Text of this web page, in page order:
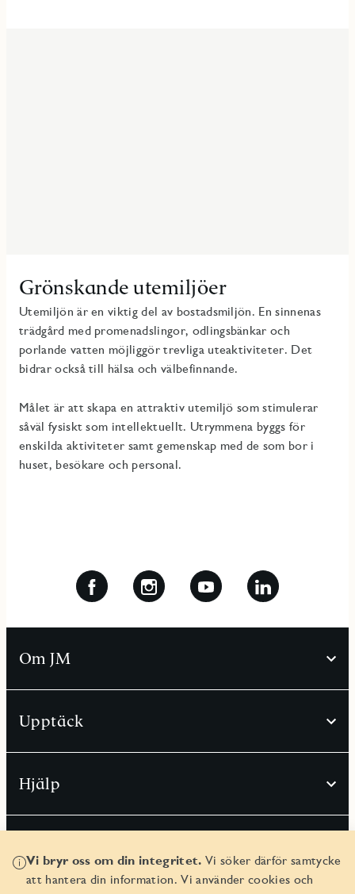
Grönskande utemiljöer
Utemiljön är en viktig del av bostadsmiljön. En sinnenas
trädgård med promenadslingor, odlingsbänkar och
porlande vatten möjliggör trevliga uteaktiviteter. Det
bidrar också till hälsa och välbefinnande.
Målet är att skapa en attraktiv utemiljö som stimulerar
såväl fysiskt som intellektuellt. Utrymmena byggs för
enskilda aktiviteter samt gemenskap med de som bor i
huset, besökare och personal.
Vi bryr oss om din integritet. Vi söker därför samtycke
att hantera din information. Vi använder cookies och
Om JM
Upptäck
Hjälp